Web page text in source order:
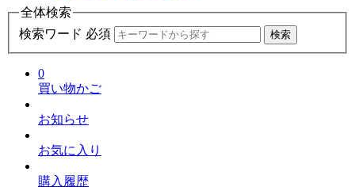
全体検索
検索ワード 必須
検索
0
買い物かご
お知らせ
お気に入り
購入履歴